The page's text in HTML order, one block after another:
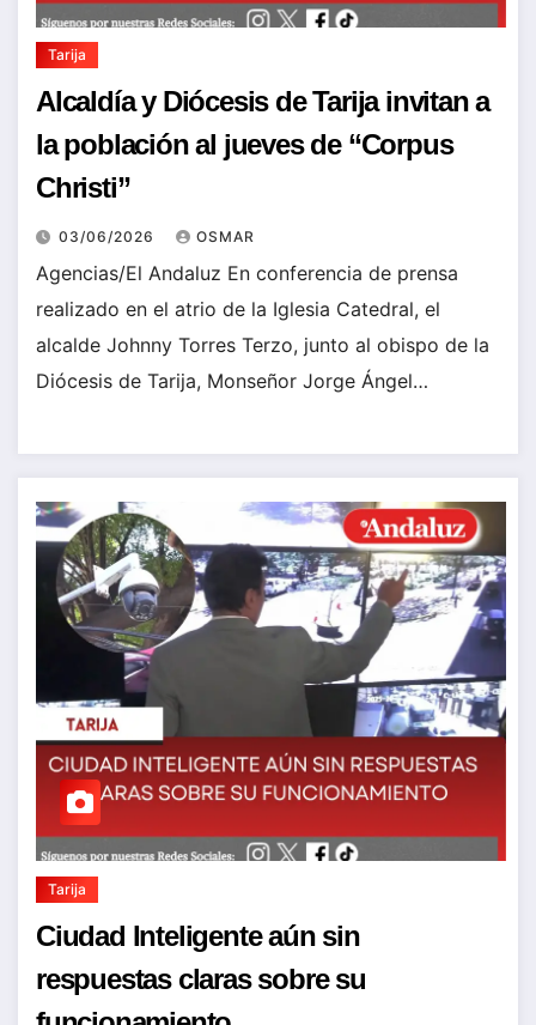
Tarija
Alcaldía y Diócesis de Tarija invitan a
la población al jueves de “Corpus
Christi”
03/06/2026 OSMAR
Agencias/El Andaluz En conferencia de prensa
realizado en el atrio de la Iglesia Catedral, el
alcalde Johnny Torres Terzo, junto al obispo de la
Diócesis de Tarija, Monseñor Jorge Ángel…
Tarija
Ciudad Inteligente aún sin
respuestas claras sobre su